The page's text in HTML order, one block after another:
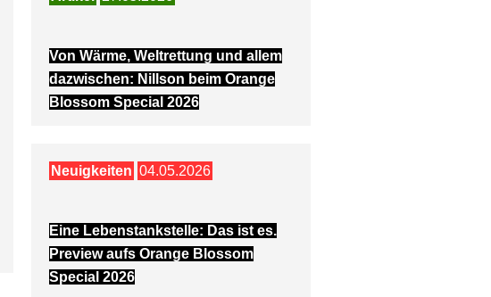
Von Wärme, Weltrettung und allem
dazwischen: Nillson beim Orange
Blossom Special 2026
Neuigkeiten 04.05.2026
Eine Lebenstankstelle: Das ist es.
Preview aufs Orange Blossom
Special 2026